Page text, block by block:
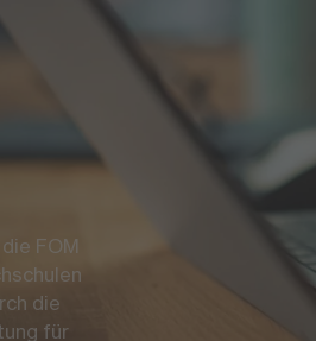
FOM
die
für
Folgen